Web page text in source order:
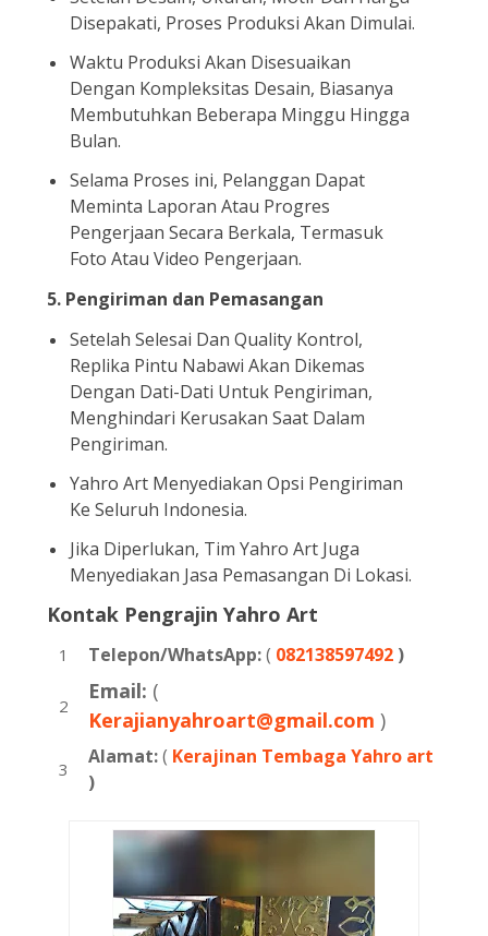
Disepakati, Proses Produksi Akan Dimulai.
Waktu Produksi Akan Disesuaikan
Dengan Kompleksitas Desain, Biasanya
Membutuhkan Beberapa Minggu Hingga
Bulan.
Selama Proses ini, Pelanggan Dapat
Meminta Laporan Atau Progres
Pengerjaan Secara Berkala, Termasuk
Foto Atau Video Pengerjaan.
5. Pengiriman dan Pemasangan
Setelah Selesai Dan Quality Kontrol,
Replika Pintu Nabawi Akan Dikemas
Dengan Dati-Dati Untuk Pengiriman,
Menghindari Kerusakan Saat Dalam
Pengiriman.
Yahro Art Menyediakan Opsi Pengiriman
Ke Seluruh Indonesia.
Jika Diperlukan, Tim Yahro Art Juga
Menyediakan Jasa Pemasangan Di Lokasi.
Kontak Pengrajin Yahro Art
Telepon/WhatsApp:( 082138597492)
Email: (
Kerajianyahroart@gmail.com )
Alamat:( Kerajinan Tembaga Yahro art
)